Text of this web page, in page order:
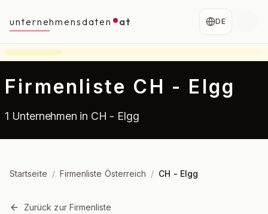
unternehmensdaten at DE
Firmenliste CH - Elgg
1 Unternehmen in CH - Elgg
Startseite / Firmenliste Österreich / CH - Elgg
Zurück zur Firmenliste